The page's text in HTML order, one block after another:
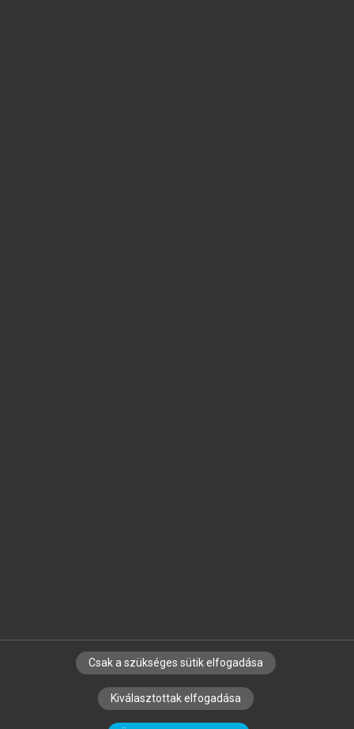
SZERZŐKNEK CÉGEKNEK KÖNYVTÁROSOKNAK
SZERKESZTÉSI ÉS LEKTORÁLÁSI ALAPELVEK
Csak a szükséges sütik elfogadása
Kiválasztottak elfogadása